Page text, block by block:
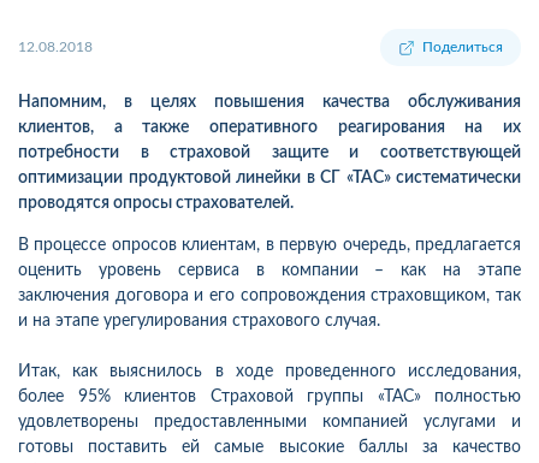
12.08.2018 Поделиться
Напомним, в целях повышения качества обслуживания
клиентов, а также оперативного реагирования на их
потребности в страховой защите и соответствующей
оптимизации продуктовой линейки в СГ «ТАС» систематически
проводятся опросы страхователей.
В процессе опросов клиентам, в первую очередь, предлагается
оценить уровень сервиса в компании – как на этапе
заключения договора и его сопровождения страховщиком, так
и на этапе урегулирования страхового случая.
Итак, как выяснилось в ходе проведенного исследования,
более 95% клиентов Страховой группы «ТАС» полностью
удовлетворены предоставленными компанией услугами и
готовы поставить ей самые высокие баллы за качество